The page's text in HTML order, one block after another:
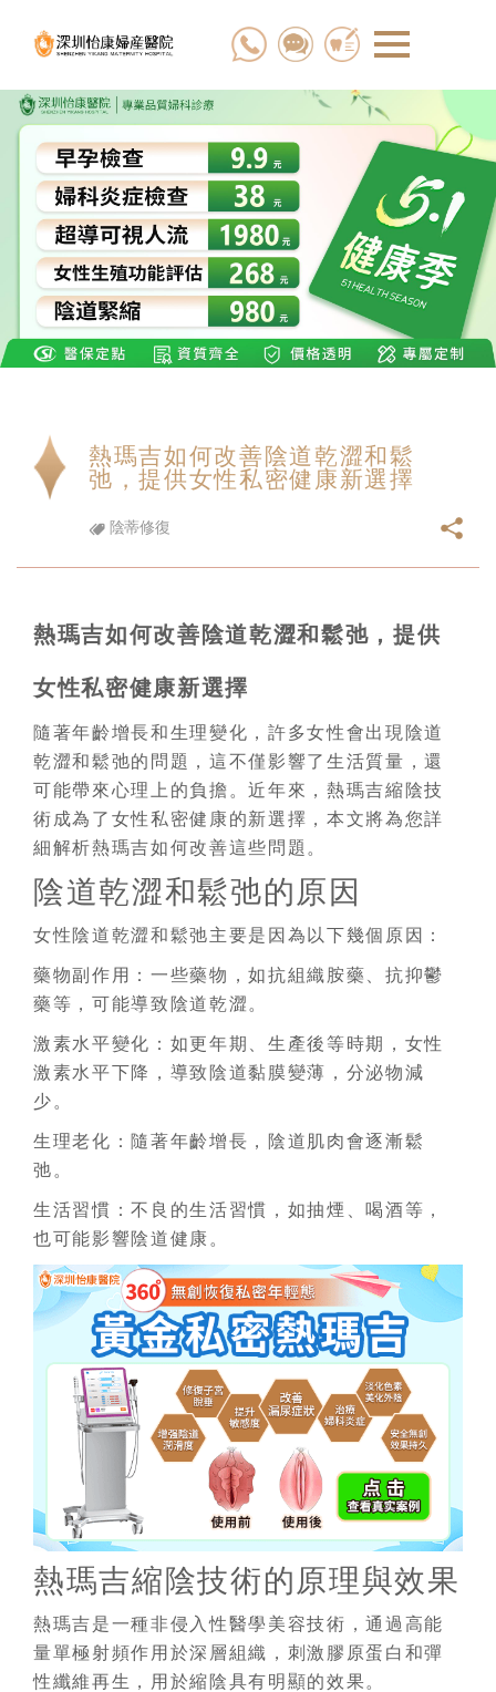
熱瑪吉如何改善陰道乾澀和鬆
弛，提供女性私密健康新選擇
陰蒂修復
熱瑪吉如何改善陰道乾澀和鬆弛，提供
女性私密健康新選擇
隨著年齡增長和生理變化，許多女性會出現陰道
乾澀和鬆弛的問題，這不僅影響了生活質量，還
可能帶來心理上的負擔。近年來，熱瑪吉縮陰技
術成為了女性私密健康的新選擇，本文將為您詳
細解析熱瑪吉如何改善這些問題。
陰道乾澀和鬆弛的原因
女性陰道乾澀和鬆弛主要是因為以下幾個原因：
藥物副作用：一些藥物，如抗組織胺藥、抗抑鬱
藥等，可能導致陰道乾澀。
激素水平變化：如更年期、生產後等時期，女性
激素水平下降，導致陰道黏膜變薄，分泌物減
少。
生理老化：隨著年齡增長，陰道肌肉會逐漸鬆
弛。
生活習慣：不良的生活習慣，如抽煙、喝酒等，
也可能影響陰道健康。
熱瑪吉縮陰技術的原理與效果
熱瑪吉是一種非侵入性醫學美容技術，通過高能
量單極射頻作用於深層組織，刺激膠原蛋白和彈
性纖維再生，用於縮陰具有明顯的效果。